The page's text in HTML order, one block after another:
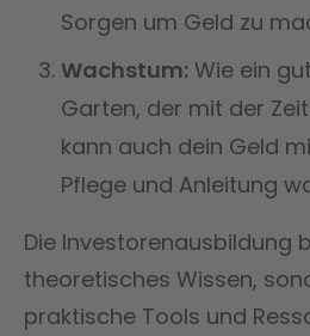
Sorgen um Geld zu
Wachstum: Wie ein
Garten, der mit der
kann auch dein Geld
Pflege und Anleitung
Die Investorenausbildung
theoretisches Wissen,
praktische Tools und